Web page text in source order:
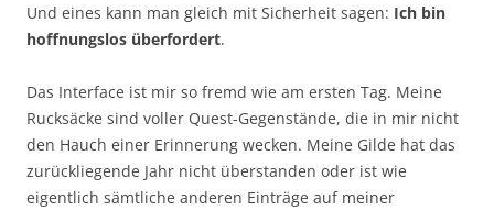
Und eines kann man gleich mit Sicherheit sagen: Ich bin
hoffnungslos überfordert.
Das Interface ist mir so fremd wie am ersten Tag. Meine
Rucksäcke sind voller Quest-Gegenstände, die in mir nicht
den Hauch einer Erinnerung wecken. Meine Gilde hat das
zurückliegende Jahr nicht überstanden oder ist wie
eigentlich sämtliche anderen Einträge auf meiner